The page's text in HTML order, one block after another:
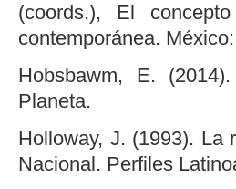
(coords.), El
contemporánea.
Hobsbawm, E.
Planeta.
Holloway, J. (1993). La
Nacional. Perfiles